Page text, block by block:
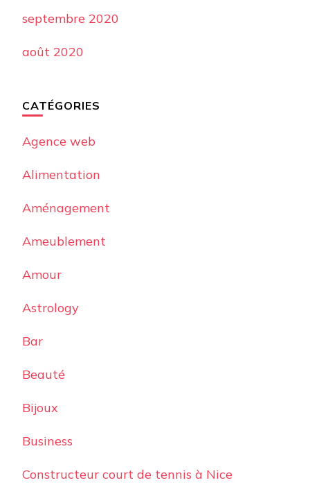
septembre 2020
août 2020
CATÉGORIES
Agence web
Alimentation
Aménagement
Ameublement
Amour
Astrology
Bar
Beauté
Bijoux
Business
Constructeur court de tennis à Nice